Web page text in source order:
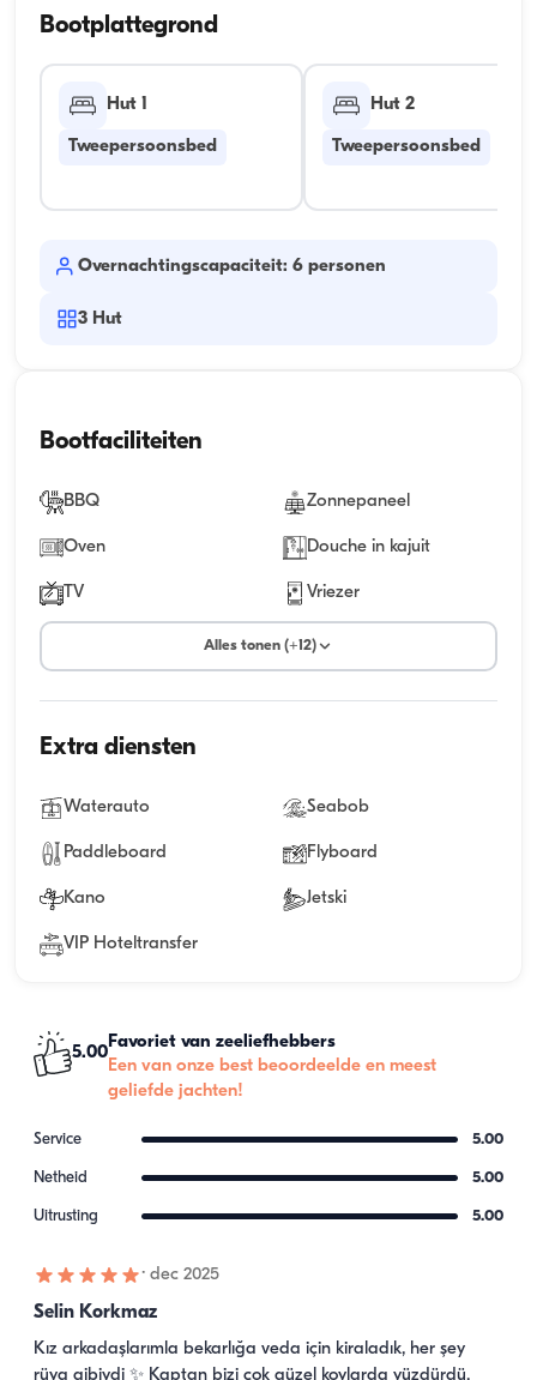
Bootplattegrond
Hut 1
Tweepersoonsbed
Hut 2
Tweepersoonsbed
Overnachtingscapaciteit: 6 personen
3 Hut
Bootfaciliteiten
BBQ Zonnepaneel
Oven Douche in kajuit
TV Vriezer
Alles tonen (+12)
Extra diensten
Waterauto Seabob
Paddleboard Flyboard
Kano Jetski
VIP Hoteltransfer
5.00
Favoriet van zeeliefhebbers
Een van onze best beoordeelde en meest
geliefde jachten!
Service 5.00
Netheid 5.00
Uitrusting 5.00
· dec 2025
Selin Korkmaz
Kız arkadaşlarımla bekarlığa veda için kiraladık, her şey
rüya gibiydi ✨ Kaptan bizi çok güzel koylarda yüzdürdü,